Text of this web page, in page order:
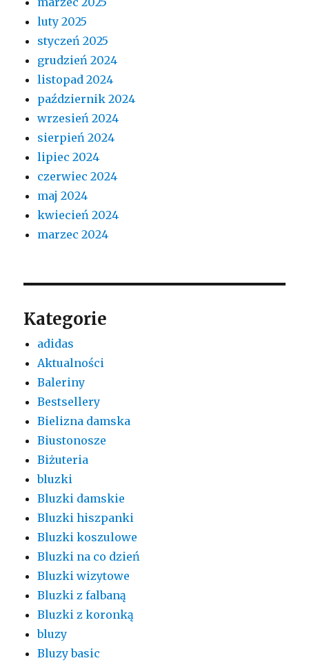
luty 2025
styczeń 2025
grudzień 2024
listopad 2024
październik 2024
wrzesień 2024
sierpień 2024
lipiec 2024
czerwiec 2024
maj 2024
kwiecień 2024
marzec 2024
Kategorie
adidas
Aktualności
Baleriny
Bestsellery
Bielizna damska
Biustonosze
Biżuteria
bluzki
Bluzki damskie
Bluzki hiszpanki
Bluzki koszulowe
Bluzki na co dzień
Bluzki wizytowe
Bluzki z falbaną
Bluzki z koronką
bluzy
Bluzy basic